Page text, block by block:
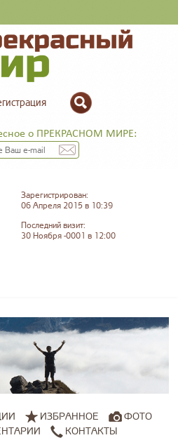
о ПРЕКРАСНОМ МИРЕ:
Зарегистрирован:
06 Апреля 2015 в 10:39
Последний визит:
30 Ноября -0001 в 12:00
ИЗБРАННОЕ
ФОТО
КОНТАКТЫ